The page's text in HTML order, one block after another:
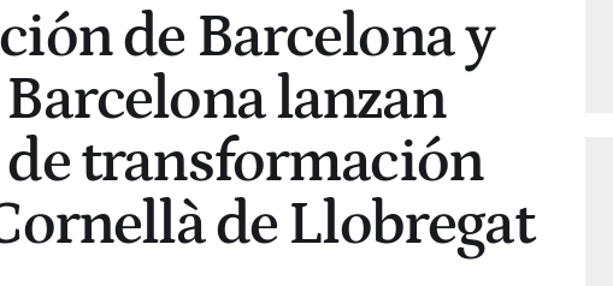
de Barcelona y
lanzan
transformación
de Llobregat